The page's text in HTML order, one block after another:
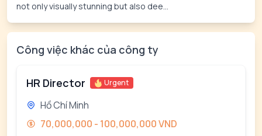
not only visually stunning but also dee...
Công việc khác của công ty
HR Director Urgent
Hồ Chí Minh
70,000,000 - 100,000,000 VND